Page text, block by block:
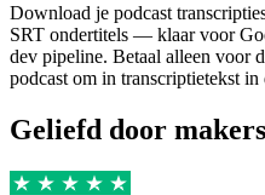
Download je podcast
SRT ondertitels — klaar voor
dev pipeline. Betaal alleen voor
podcast om in transcriptietekst in
Geliefd door